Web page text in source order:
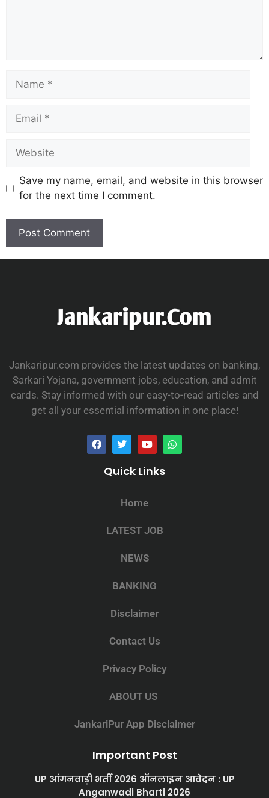
Save my name, email, and website in this browser
for the next time I comment.
Jankaripur.com provides the latest updates on banking,
Sarkari Yojana, government jobs, education, and admit
cards. Stay informed with our easy-to-read articles and
get all your essential information in one place!
Quick Links
Home
LATEST JOB
NEWS
BANKING
Disclaimer
Contact Us
Privacy Policy
ABOUT US
JankariPur App Disclaimer
Important Post
UP आंगनवाड़ी भर्ती 2026 ऑनलाइन आवेदन : UP
Anganwadi Bharti 2026